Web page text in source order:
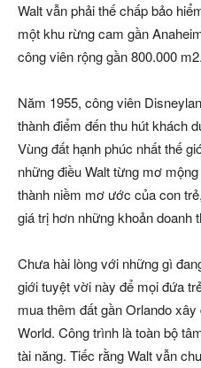
Walt vẫn phải thế chấp bảo
một khu rừng cam gần
công viên rộng gần 800.000 m2.
Năm 1955, công viên
thành điểm đến thu hút khách
Vùng đất hạnh phúc nhất thế
những điều Walt từng mơ
thành niềm mơ ước của con
giá trị hơn những khoản doanh
Chưa hài lòng với những gì
giới tuyệt vời này để mọi đứa
mua thêm đất gần Orlando
World. Công trình là toàn bộ
tài năng. Tiếc rằng Walt vẫn